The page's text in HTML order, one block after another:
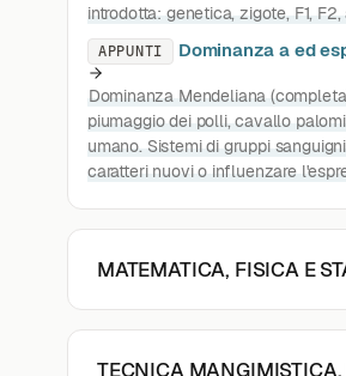
introdotta: genetica, zigote, F1,
APPUNTI Dominanza a ed
Dominanza Mendeliana
piumaggio dei polli, cavallo
umano. Sistemi di gruppi
caratteri nuovi o influenzare
MATEMATICA, FISICA E
TECNICA